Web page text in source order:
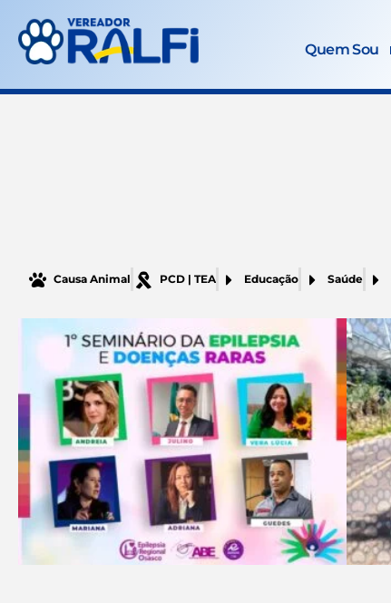
para
Quem Sou
Causa Animal PCD | TEA Educação Saúde